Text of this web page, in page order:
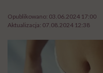
Opublikowano: 03.06.2024 17:00
Aktualizacja: 07.08.2024 12:38